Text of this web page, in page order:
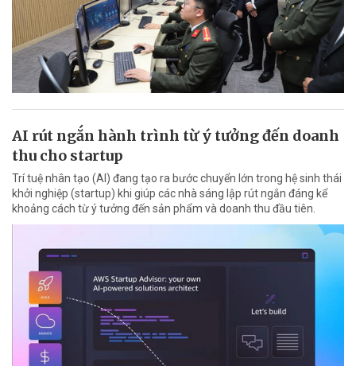
AI rút ngắn hành trình từ ý tưởng đến doanh
thu cho startup
Trí tuệ nhân tạo (AI) đang tạo ra bước chuyển lớn trong hệ sinh thái
khởi nghiệp (startup) khi giúp các nhà sáng lập rút ngắn đáng kể
khoảng cách từ ý tưởng đến sản phẩm và doanh thu đầu tiên.